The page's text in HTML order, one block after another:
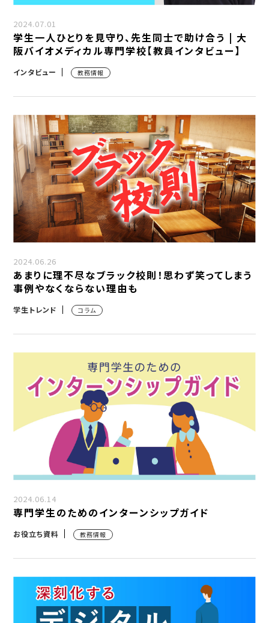
2024.07.01
学生一人ひとりを見守り、先生同士で助け合う | 大
阪バイオメディカル専門学校【教員インタビュー】
インタビュー 教務情報
2024.06.26
あまりに理不尽なブラック校則！思わず笑ってしまう
事例やなくならない理由も
学生トレンド コラム
2024.06.14
専門学生のためのインターンシップガイド
お役立ち資料 教務情報